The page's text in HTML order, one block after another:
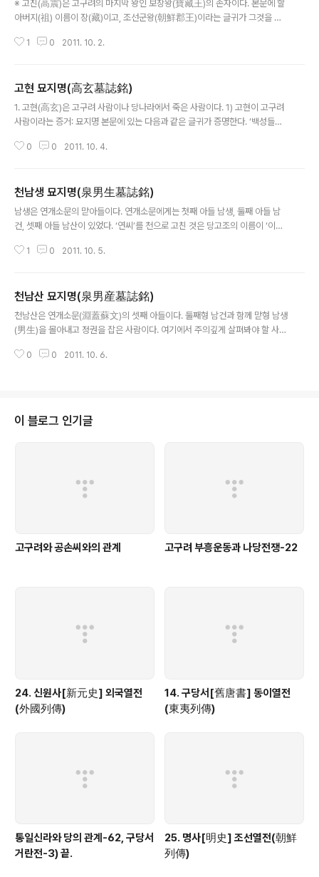
※ 고진(高震)은 고구려의 마지막 왕인 보장왕(寶藏王)의 손자이다. 본문에 할
아버지(祖) 이름이 장(藏)이고, 조선군왕(朝鮮郡王)이라는 글귀가 그것을 말
본문에 나와 있다. 고진의 묘지명에서 주목하여 봐야 할 글귀는 다..
1 0 2011. 10. 2.
고현 묘지명(高玄墓誌銘)
1. 고현(高玄)은 고구려 사람이나 당나라에서 죽은 사람이다. 1) 고현이 고구려
사람이라는 증거: 묘지명 본문에 있는 다음과 같은 글귀가 증명한다. ‘백성들을
버지는 고방(高方)으로 평양성(平壤城) 자사(刺..
0 0 2011. 10. 4.
천남생 묘지명(泉男生墓誌銘)
남생은 연개소문의 맏아들이다. 연개소문에게는 첫째 아들 남생, 둘째 아들 남
건, 셋째 아들 남산이 있었다. ‘연씨’를 천으로 고친 것은 당고조의 이름이 ‘이연’
주목하여 볼 문구는 1) 『5부(五部)와 삼한(三韓)이 ..
1 0 2011. 10. 5.
천남산 묘지명(泉男産墓誌銘)
천남산은 연개소문(淵蓋蘇文)의 셋째 아들이다. 둘째형 남건과 함께 맏형 남생
(男生)을 몰아내고 정권을 잡은 사람이다. 여기에서 주의깊게 살펴봐야 할 사항
人也)』라고 한 점이다. 여기서도 고구려 사람을 조선인(고조선..
0 0 2011. 10. 6.
이 블로그 인기글
고구려와 공손씨와의 관계 고구려 부흥운동과 나당전쟁-22
24. 신원사[新元史] 외국열전
(外國列傳)
14. 구당서[舊唐書] 동이열전
(東夷列傳)
통일신라와 당의 관계-62, 구당서
거란전-3) 끝.
25. 명사[明史] 조선열전(朝鮮
列傳)